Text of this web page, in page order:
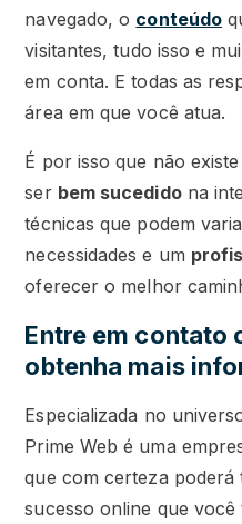
navegado, o conteúdo
visitantes, tudo isso e
em conta. E todas as
área em que você atua.
É por isso que não
ser bem sucedidona
técnicas que podem
necessidades e um
oferecer o melhor
Entre em contato
obtenha mais
Especializada no
Prime Web é uma
que com certeza poderá
sucesso online que